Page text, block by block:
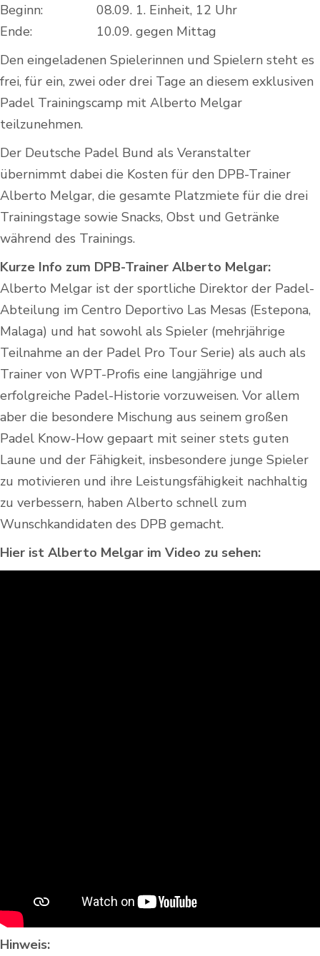
Beginn: 08.09. 1. Einheit, 12 Uhr
Ende: 10.09. gegen Mittag
Den eingeladenen Spielerinnen und Spielern steht es
frei, für ein, zwei oder drei Tage an diesem exklusiven
Padel Trainingscamp mit Alberto Melgar
teilzunehmen.
Der Deutsche Padel Bund als Veranstalter
übernimmt dabei die Kosten für den DPB-Trainer
Alberto Melgar, die gesamte Platzmiete für die drei
Trainingstage sowie Snacks, Obst und Getränke
während des Trainings.
Kurze Info zum DPB-Trainer Alberto Melgar:
Alberto Melgar ist der sportliche Direktor der Padel-
Abteilung im Centro Deportivo Las Mesas (Estepona,
Malaga) und hat sowohl als Spieler (mehrjährige
Teilnahme an der Padel Pro Tour Serie) als auch als
Trainer von WPT-Profis eine langjährige und
erfolgreiche Padel-Historie vorzuweisen. Vor allem
aber die besondere Mischung aus seinem großen
Padel Know-How gepaart mit seiner stets guten
Laune und der Fähigkeit, insbesondere junge Spieler
zu motivieren und ihre Leistungsfähigkeit nachhaltig
zu verbessern, haben Alberto schnell zum
Wunschkandidaten des DPB gemacht.
Hier ist Alberto Melgar im Video zu sehen:
Hinweis: